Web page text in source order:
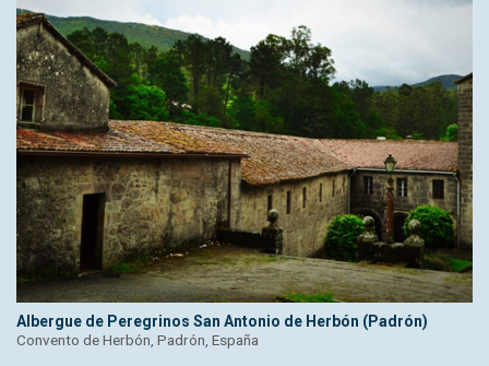
Albergue de Peregrinos San Antonio de Herbón (Padrón)
Convento de Herbón, Padrón, España